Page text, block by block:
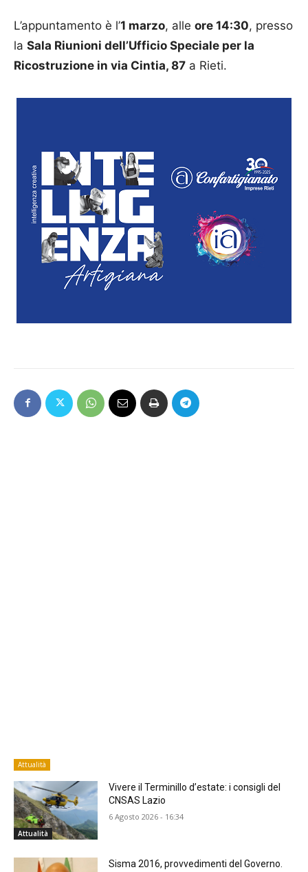
L’appuntamento è l’1 marzo, alle ore 14:30, presso
la Sala Riunioni dell’Ufficio Speciale per la
Ricostruzione in via Cintia, 87 a Rieti.
Attualità
Attualità
Vivere il Terminillo d’estate: i consigli del
CNSAS Lazio
6 Agosto 2026 - 16:34
Sisma 2016, provvedimenti del Governo.